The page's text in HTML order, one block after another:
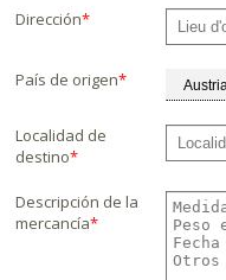
Dirección*
País de origen*
Localidad de
destino*
Descripción de la
mercancía*